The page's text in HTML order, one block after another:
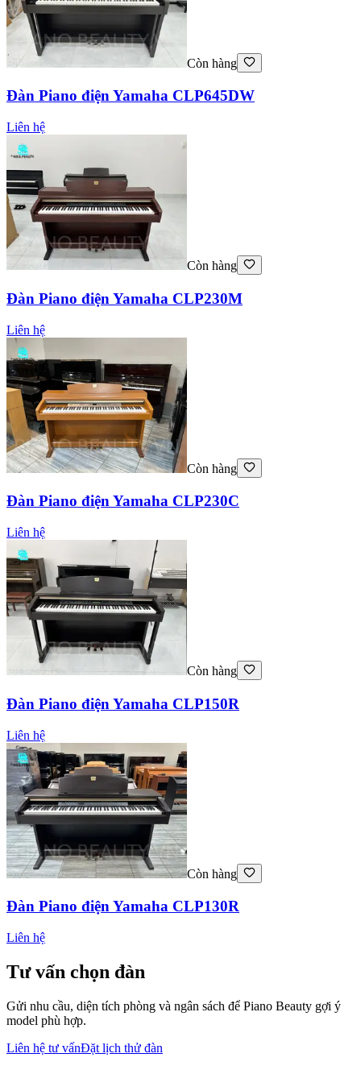
Còn hàng
Đàn Piano điện Yamaha CLP645DW
Liên hệ
Còn hàng
Đàn Piano điện Yamaha CLP230M
Liên hệ
Còn hàng
Đàn Piano điện Yamaha CLP230C
Liên hệ
Còn hàng
Đàn Piano điện Yamaha CLP150R
Liên hệ
Còn hàng
Đàn Piano điện Yamaha CLP130R
Liên hệ
Tư vấn chọn đàn
Gửi nhu cầu, diện tích phòng và ngân sách để Piano Beauty gợi ý
model phù hợp.
Liên hệ tư vấnĐặt lịch thử đàn